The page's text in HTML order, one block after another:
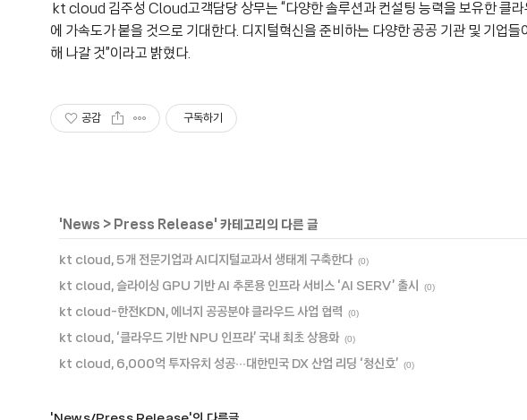
kt cloud 김주성 Cloud고객담당 상무는 “다양한 솔루션과 컨설팅 능력을 보유한 클라
에 가속도가 붙을 것으로 기대한다. 디지털혁신을 준비하는 다양한 공공 기관 및 기업
해 나갈 것”이라고 밝혔다.
공감 구독하기
' News > Press Release' 카테고리의 다른 글
kt cloud, 5개 전문기업과 AI디지털교과서 생태계 구축한다 (0)
kt cloud, 슬라이싱 GPU 기반 AI 추론용 인프라 서비스 ‘AI SERV’ 출시
(0)
kt cloud-한전KDN, 에너지 공공분야 클라우드 사업 협력
(0)
kt cloud, ‘클라우드 기반 NPU 인프라’ 국내 최초 상용화 (0)
kt cloud, 6,000억 투자유치 성공∙∙∙대한민국 DX 산업 리딩 ‘청신호’ (0)